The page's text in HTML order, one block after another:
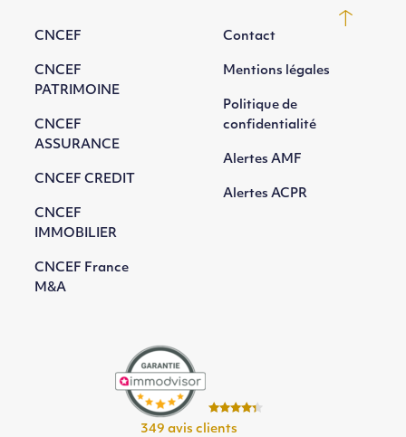
349 avis clients
CNCEF
CNCEF
PATRIMOINE
CNCEF
ASSURANCE
CNCEF CREDIT
CNCEF
IMMOBILIER
CNCEF France
M&A
Contact
Mentions légales
Politique de
confidentialité
Alertes AMF
Alertes ACPR